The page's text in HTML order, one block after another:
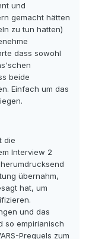
und
gemacht hätten
zu tun hatten)
dass sowohl
beide
Einfach um das
die
Interview 2
übernahm,
hat, um
und das
so empirianisch
Prequels zum